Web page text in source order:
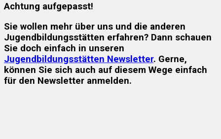
Achtung aufgepasst!
Sie wollen mehr über uns und die anderen
Jugendbildungsstätten erfahren? Dann schauen
Sie doch einfach in unseren
Jugendbildungsstätten Newsletter. Gerne,
können Sie sich auch auf diesem Wege einfach
für den Newsletter anmelden.